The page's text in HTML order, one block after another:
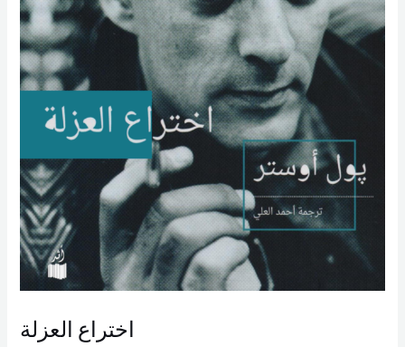
اختراع العزلة